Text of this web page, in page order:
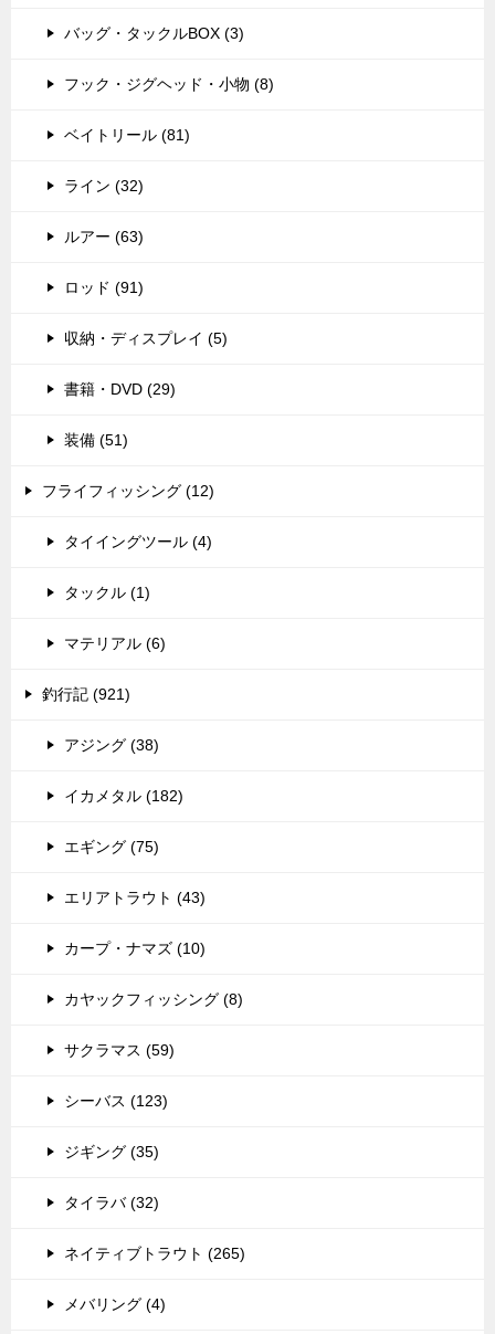
バッグ・タックルBOX (3)
フック・ジグヘッド・小物 (8)
ベイトリール (81)
ライン (32)
ルアー (63)
ロッド (91)
収納・ディスプレイ (5)
書籍・DVD (29)
装備 (51)
フライフィッシング (12)
タイイングツール (4)
タックル (1)
マテリアル (6)
釣行記 (921)
アジング (38)
イカメタル (182)
エギング (75)
エリアトラウト (43)
カープ・ナマズ (10)
カヤックフィッシング (8)
サクラマス (59)
シーバス (123)
ジギング (35)
タイラバ (32)
ネイティブトラウト (265)
メバリング (4)